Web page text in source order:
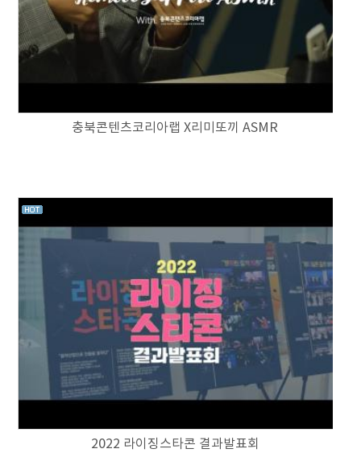
충북콘텐츠코리아랩 X리미또끼 ASMR
2022 라이징스타콘 결과발표회